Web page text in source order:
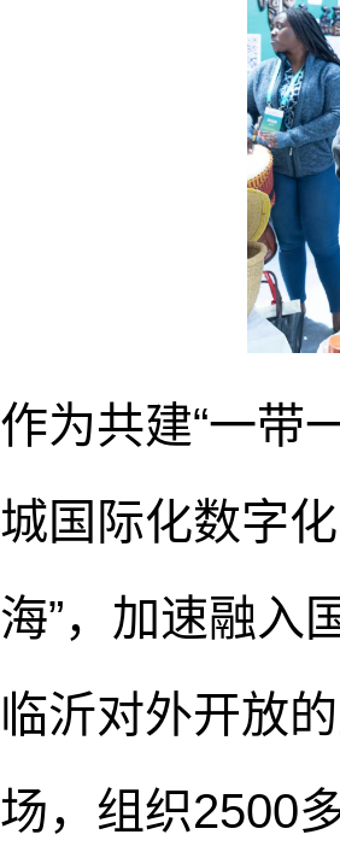
作为共建“一带
城国际化数字
海”，加速融入
临沂对外开放
场，组织2500